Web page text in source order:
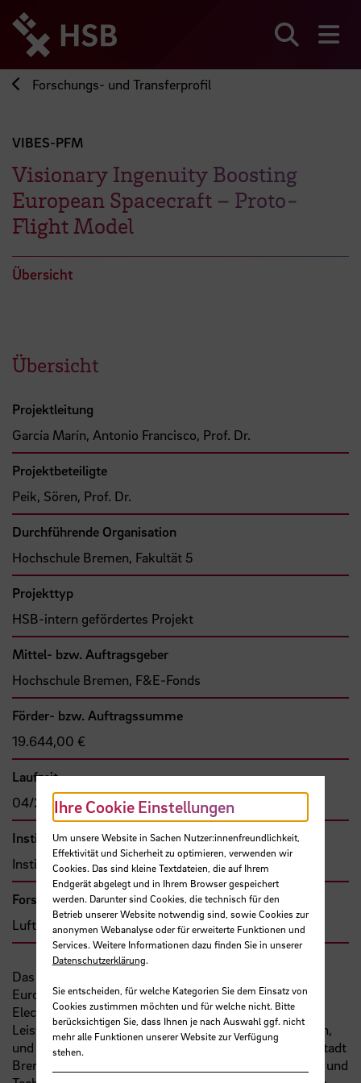
zum
Seiteninhalt
springen
Forschungs- und Transferprofil
VIBES-PFM
Visionary Ingenuity Boosting
European Spacecraft – Proto-
Flight Model
Übersicht
Übersicht
Projektleitung
García Marín, Antonio Francisco, Prof. Dr.
Projektbeteiligte
Peik, Sören, Prof. Dr.
Durchführende Organisation
Hochschule Bremen, Fakultät 5
Projekttyp
HSB-intern gefördertes Projekt
Mittel- bzw. Auftragsgeber
Hochschule Bremen, F&E-Fonds
Förder- bzw. Auftragssumme
19.644,00 €
Laufzeit
04/2025 - 03/2026
Institut
Institut für Aerospace-Technologie
Forschungs- und Transfercluster
Luft- und Raumfahrt
Das Programm VIBES (Visionary Ingenuity Boosting
European Spacecraft) verfolgt das Ziel, die Consumer
Electronics Revolution ins Weltall zu bringen, um die
Leistungsfähigkeit von Raumfahrzeugen zu verbessern,
und Lehre, Forschung und Industrie in der Raumfahrtstadt
Bremen zu verbinden, um die Entwicklung der Talente und
Ihre Cookie Einstellungen
Um unsere Website in Sachen Nutzer:innenfreundlichkeit,
Effektivität und Sicherheit zu optimieren, verwenden wir
Cookies. Das sind kleine Textdateien, die auf Ihrem
Endgerät abgelegt und in Ihrem Browser gespeichert
werden. Darunter sind Cookies, die technisch für den
Betrieb unserer Website notwendig sind, sowie Cookies zur
anonymen Webanalyse oder für erweiterte Funktionen und
Services. Weitere Informationen dazu finden Sie in unserer
Datenschutzerklärung.
Sie entscheiden, für welche Kategorien Sie dem Einsatz von
Cookies zustimmen möchten und für welche nicht. Bitte
berücksichtigen Sie, dass Ihnen je nach Auswahl ggf. nicht
mehr alle Funktionen unserer Website zur Verfügung
stehen.